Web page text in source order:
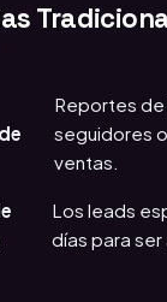
Reportes de
seguidores
ventas.
Los leads
días para ser